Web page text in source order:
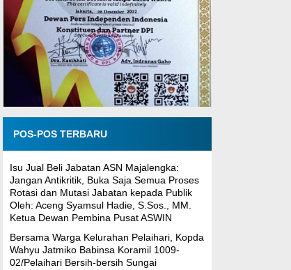
POS-POS TERBARU
Isu Jual Beli Jabatan ASN Majalengka:
Jangan Antikritik, Buka Saja Semua Proses
Rotasi dan Mutasi Jabatan kepada Publik
Oleh: Aceng Syamsul Hadie, S.Sos., MM.
Ketua Dewan Pembina Pusat ASWIN
Bersama Warga Kelurahan Pelaihari, Kopda
Wahyu Jatmiko Babinsa Koramil 1009-
02/Pelaihari Bersih-bersih Sungai